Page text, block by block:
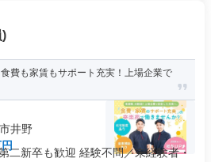
)
費も家賃もサポート充実！上場企業で
井野
二新卒も歓迎 経験不問／未経験者・